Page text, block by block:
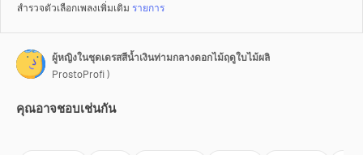
สำรวจตัวเลือกเพลงเพิ่มเติม รายการ
ผู้หญิงในชุดเดรสสีน้ำเงินท่ามกลางดอกไม้ฤดูใบไม้ผลิ
ProstoProfi )
คุณอาจชอบเช่นกัน